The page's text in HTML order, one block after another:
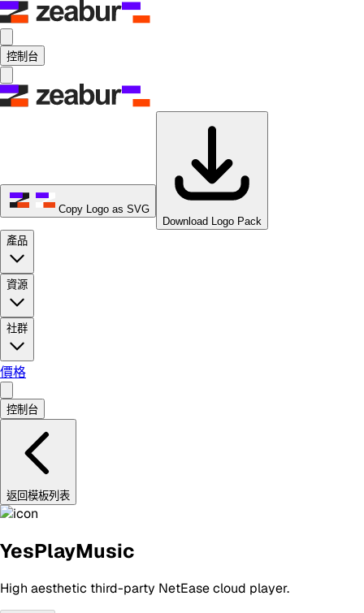
控制台
Copy Logo as SVG
Download Logo Pack
產品
資源
社群
價格
控制台
返回模板列表
YesPlayMusic
High aesthetic third-party NetEase cloud player.